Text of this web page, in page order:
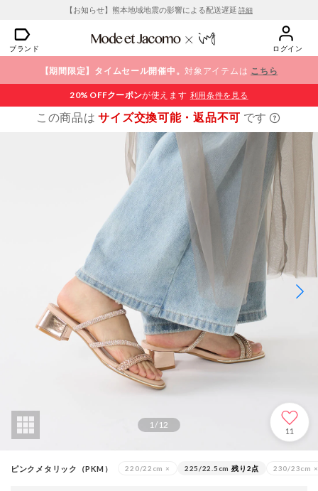
【お知らせ】熊本地域地震の影響による配送遅延 詳細
ブランド ログイン
【期間限定】タイムセール開催中。対象アイテムは こちら
20% OFFクーポンが使えます 利用条件を見る
この商品はサイズ交換可能・返品不可 です
1/ 12
11
ピンクメタリック（PKM） 220/22cm × 225/22.5cm 残り2点 230/23cm ×